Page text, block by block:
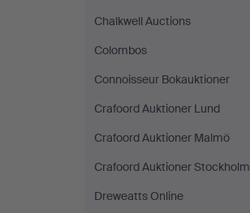
Chalkwell Auctions
Colombos
Connoisseur Bokauktioner
Crafoord Auktioner Lund
Crafoord Auktioner Malmö
Crafoord Auktioner Stockholm
Dreweatts Online